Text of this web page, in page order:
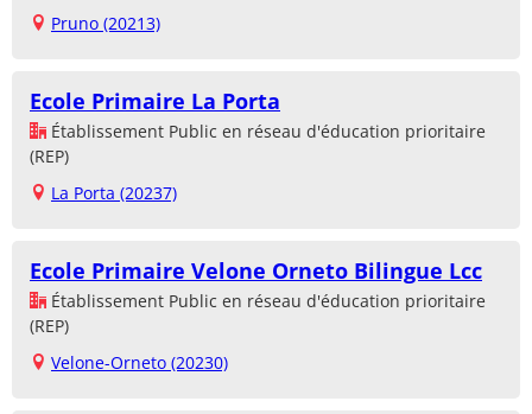
Pruno (20213)
Ecole Primaire La Porta
Établissement Public en réseau d'éducation prioritaire
(REP)
La Porta (20237)
Ecole Primaire Velone Orneto Bilingue Lcc
Établissement Public en réseau d'éducation prioritaire
(REP)
Velone-Orneto (20230)